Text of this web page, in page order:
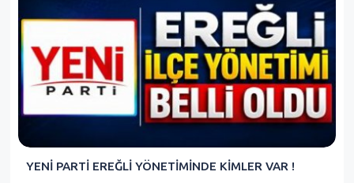
YENİ PARTİ EREĞLİ YÖNETİMİNDE KİMLER VAR !